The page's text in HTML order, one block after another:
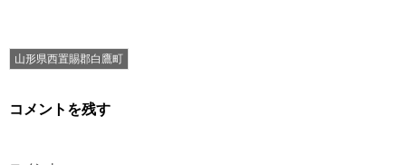
山形県西置賜郡白鷹町
コメントを残す